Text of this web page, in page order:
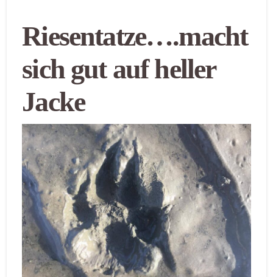
Riesentatze….macht
sich gut auf heller
Jacke